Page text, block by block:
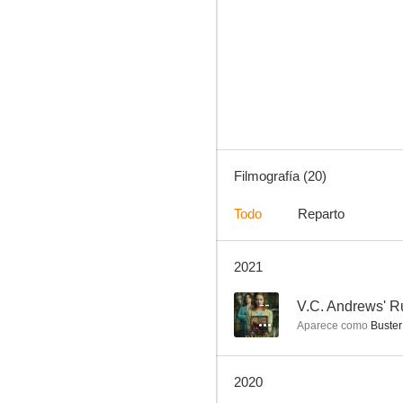
Filmografía (20)
Todo Reparto
2021
-- V.C. Andrews'
Aparece como Buster
2020